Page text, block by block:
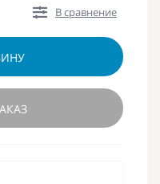
В сравнение